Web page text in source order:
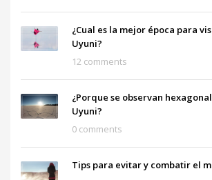
¿Cual es la mejor época para
Uyuni?
12 comments
¿Porque se observan
Uyuni?
0 comments
Tips para evitar y combatir el